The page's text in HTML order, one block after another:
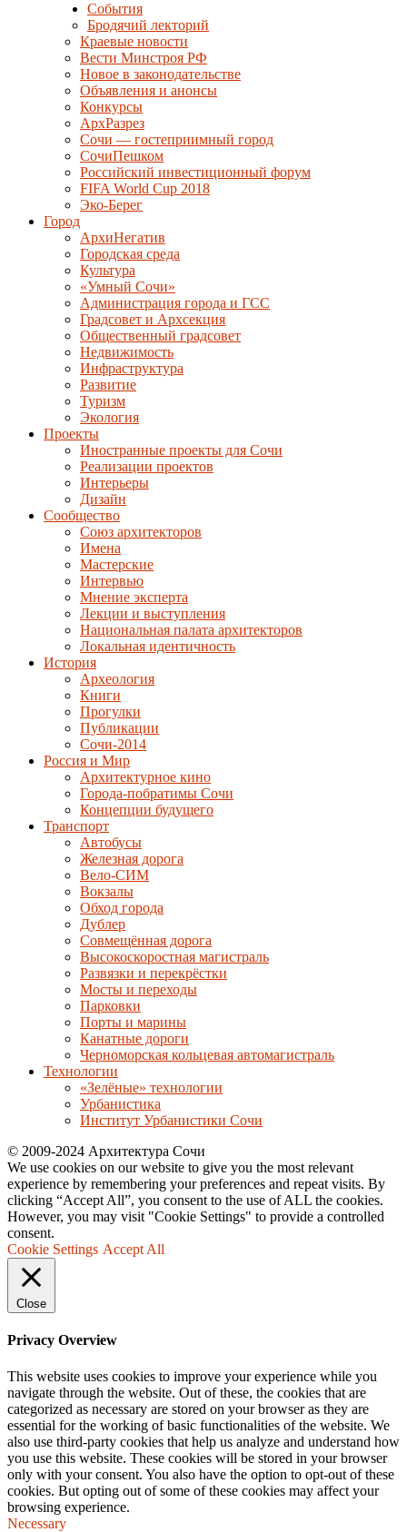
События
Бродячий лекторий
Краевые новости
Вести Минстроя РФ
Новое в законодательстве
Объявления и анонсы
Конкурсы
АрхРазрез
Сочи — гостеприимный город
СочиПешком
Российский инвестиционный форум
FIFA World Cup 2018
Эко-Берег
Город
АрхиНегатив
Городская среда
Культура
«Умный Сочи»
Администрация города и ГСС
Градсовет и Архсекция
Общественный градсовет
Недвижимость
Инфраструктура
Развитие
Туризм
Экология
Проекты
Иностранные проекты для Сочи
Реализации проектов
Интерьеры
Дизайн
Сообщество
Союз архитекторов
Имена
Мастерские
Интервью
Мнение эксперта
Лекции и выступления
Национальная палата архитекторов
Локальная идентичность
История
Археология
Книги
Прогулки
Публикации
Сочи-2014
Россия и Мир
Архитектурное кино
Города-побратимы Сочи
Концепции будущего
Транспорт
Автобусы
Железная дорога
Вело-СИМ
Вокзалы
Обход города
Дублер
Совмещённая дорога
Высокоскоростная магистраль
Развязки и перекрёстки
Мосты и переходы
Парковки
Порты и марины
Канатные дороги
Черноморская кольцевая автомагистраль
Технологии
«Зелёные» технологии
Урбанистика
Институт Урбанистики Сочи
© 2009-2024 Архитектура Сочи
We use cookies on our website to give you the most relevant
experience by remembering your preferences and repeat visits. By
clicking “Accept All”, you consent to the use of ALL the cookies.
However, you may visit "Cookie Settings" to provide a controlled
consent.
Cookie Settings Accept All
Close
Privacy Overview
This website uses cookies to improve your experience while you
navigate through the website. Out of these, the cookies that are
categorized as necessary are stored on your browser as they are
essential for the working of basic functionalities of the website. We
also use third-party cookies that help us analyze and understand how
you use this website. These cookies will be stored in your browser
only with your consent. You also have the option to opt-out of these
cookies. But opting out of some of these cookies may affect your
browsing experience.
Necessary